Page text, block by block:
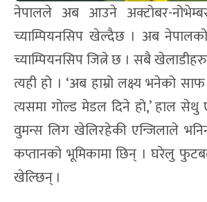
नेपालले अब आउने अक्टोबर-
च्याम्पियनसिप खेल्दैछ । अब
च्याम्पियनसिप जित्ने छ । सबै
त्यही हो । ‘अब हाम्रो लक्ष्य भनेको
त्यसमा गोल्ड मेडल दिने हो,’ हाल सेथु
वुमन्स लिग खेलिरहेकी एन्जिलाले
कप्तानको भूमिकामा छिन् । घरेलु
खेल्छिन् ।